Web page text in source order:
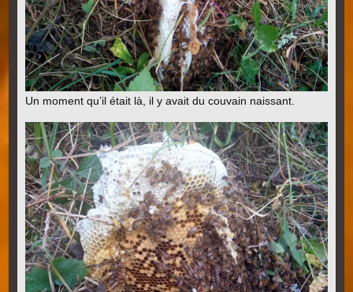
Un moment qu’il était là, il y avait du couvain naissant.